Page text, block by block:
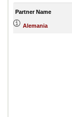
Partner Name
Alemania